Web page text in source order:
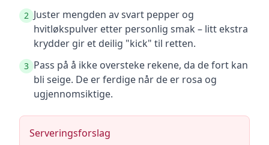
2 Juster mengden av svart pepper og
hvitløkspulver etter personlig smak – litt ekstra
krydder gir et deilig "kick" til retten.
3 Pass på å ikke oversteke rekene, da de fort kan
bli seige. De er ferdige når de er rosa og
ugjennomsiktige.
Serveringsforslag